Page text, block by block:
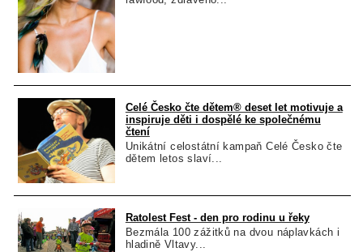
Celé Česko čte dětem® deset let motivuje a
inspiruje děti i dospělé ke společnému
čtení
Unikátní celostátní kampaň Celé Česko čte
dětem letos slaví...
Ratolest Fest - den pro rodinu u řeky
Bezmála 100 zážitků na dvou náplavkách i
hladině Vltavy...